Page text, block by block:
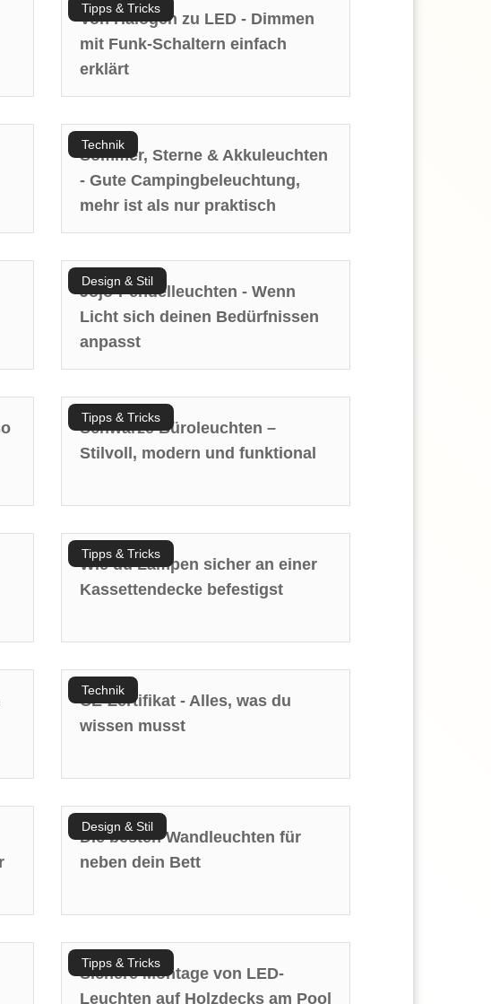
Tipps & Tricks
Von Halogen zu LED - Dimmen
mit Funk-Schaltern einfach
erklärt
Technik
Sommer, Sterne & Akkuleuchten
- Gute Campingbeleuchtung,
mehr ist als nur praktisch
Design & Stil
Jojo-Pendelleuchten - Wenn
Licht sich deinen Bedürfnissen
anpasst
Tipps & Tricks
Schwarze Büroleuchten –
Stilvoll, modern und funktional
Tipps & Tricks
Wie du Lampen sicher an einer
Kassettendecke befestigst
Technik
CE-Zertifikat - Alles, was du
wissen musst
Design & Stil
Die besten Wandleuchten für
neben dein Bett
Tipps & Tricks
Sichere Montage von LED-
Leuchten auf Holzdecks am Pool